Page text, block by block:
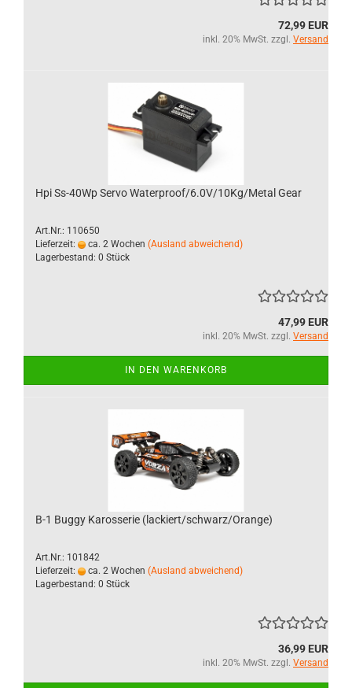
72,99 EUR
inkl. 20% MwSt. zzgl. Versand
Hpi Ss-40Wp Servo Waterproof/6.0V/10Kg/Metal Gear
Art.Nr.: 110650
Lieferzeit:
ca. 2 Wochen (Ausland abweichend)
Lagerbestand: 0 Stück
47,99 EUR
inkl. 20% MwSt. zzgl. Versand
IN DEN WARENKORB
B-1 Buggy Karosserie (lackiert/schwarz/Orange)
Art.Nr.: 101842
Lieferzeit:
ca. 2 Wochen (Ausland abweichend)
Lagerbestand: 0 Stück
36,99 EUR
inkl. 20% MwSt. zzgl. Versand